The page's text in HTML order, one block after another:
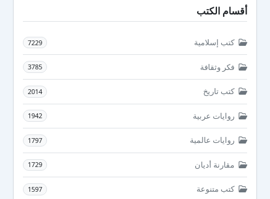
أقسام الكتب
كتب إسلامية 7229
فكر وثقافة 3785
كتب تاريخ 2014
روايات عربية 1942
روايات عالمية 1797
مقارنة أديان 1729
كتب متنوعة 1597